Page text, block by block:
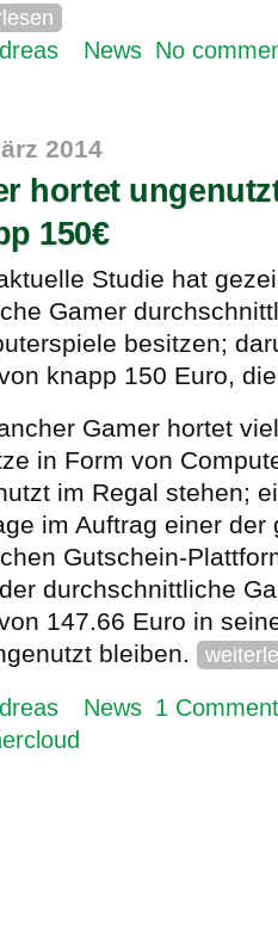
News No
2014
hortet
150€
Studie hat
Gamer
besitzen;
knapp 150 Euro,
Gamer hortet
in Form von
im Regal stehen;
im Auftrag einer der
Gutschein-
durchschnittliche
147.66 Euro in
bleiben.
News 1 Comment